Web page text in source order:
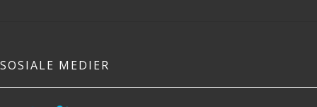
SOSIALE MEDIER